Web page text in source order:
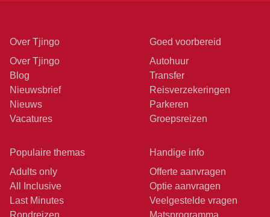
Over Tjingo
Over Tjingo
Blog
Nieuwsbrief
Nieuws
Vacatures
Goed voorbereid
Autohuur
Transfer
Reisverzekeringen
Parkeren
Groepsreizen
Populaire themas
Adults only
All Inclusive
Last Minutes
Rondreizen
Handige info
Offerte aanvragen
Optie aanvragen
Veelgestelde vragen
Matsprogramma